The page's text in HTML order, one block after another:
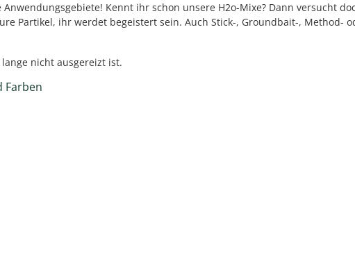
Kennt ihr schon unsere H2o-Mixe? Dann versucht
Partikel, ihr werdet begeistert sein. Auch Stick-, Groundbait-, Method-
nicht ausgereizt ist.
Farben